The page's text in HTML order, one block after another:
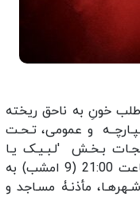
خونِ به ناحق ریخته
و عمومی، تـحـت
بـخـش 'لـبـیـک یـا
حســیـن' ملت عاشورایی و حسینی ایران در شب عاشورای حسینی، رأس ساعت 21:00 (9 امشب) به
مأذنـۀ مسـاجد و